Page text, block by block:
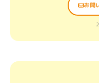
お問